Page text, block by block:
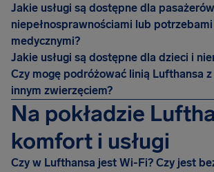
Jakie usługi są dostępne dla
niepełnosprawnościami lub potrzebami
medycznymi?
Jakie usługi są dostępne dla dzieci i
Czy mogę podróżować linią Lufthansa
innym zwierzęciem?
Na pokładzie
komfort i usługi
Czy w Lufthansa jest Wi-Fi? Czy jest